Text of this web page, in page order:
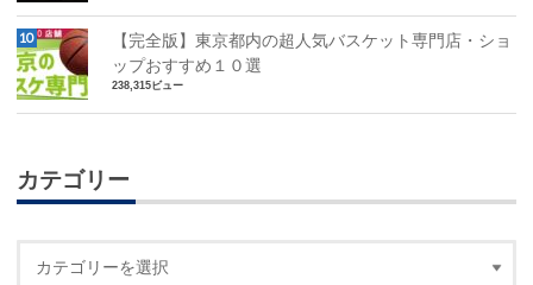
【完全版】東京都内の超人気バスケット専門店・ショ
ップおすすめ１０選
238,315ビュー
カテゴリー